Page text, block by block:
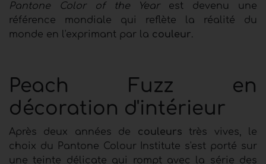
Pantone Color of the Yearest devenu une
référence mondiale qui reflète la réalité du
monde en l'exprimant par la couleur.
Peach Fuzz en
décoration d'intérieur
Après deux années de couleurstrès vives, le
choix du Pantone Colour Institute s'est porté sur
une teinte délicate qui rompt avec la série des